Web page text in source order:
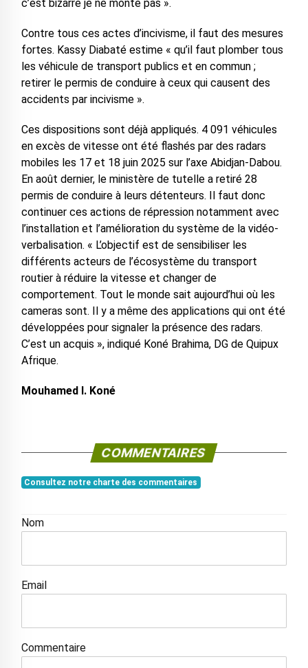
c’est bizarre je ne monte pas ».
Contre tous ces actes d’incivisme, il faut des mesures
fortes. Kassy Diabaté estime « qu’il faut plomber tous
les véhicule de transport publics et en commun ;
retirer le permis de conduire à ceux qui causent des
accidents par incivisme ».
Ces dispositions sont déjà appliqués. 4 091 véhicules
en excès de vitesse ont été flashés par des radars
mobiles les 17 et 18 juin 2025 sur l’axe Abidjan-Dabou.
En août dernier, le ministère de tutelle a retiré 28
permis de conduire à leurs détenteurs. Il faut donc
continuer ces actions de répression notamment avec
l’installation et l’amélioration du système de la vidéo-
verbalisation. « L’objectif est de sensibiliser les
différents acteurs de l’écosystème du transport
routier à réduire la vitesse et changer de
comportement. Tout le monde sait aujourd’hui où les
cameras sont. Il y a même des applications qui ont été
développées pour signaler la présence des radars.
C’est un acquis », indiqué Koné Brahima, DG de Quipux
Afrique.
Mouhamed I. Koné
COMMENTAIRES
Consultez notre charte des commentaires
Nom
Email
Commentaire